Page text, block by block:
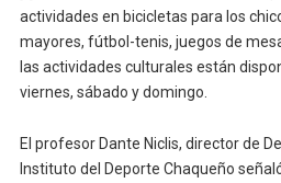
actividades en bicicletas para los
mayores, fútbol-tenis, juegos de
las actividades culturales están
viernes, sábado y domingo.
El profesor Dante Niclis, director de
Instituto del Deporte Chaqueño